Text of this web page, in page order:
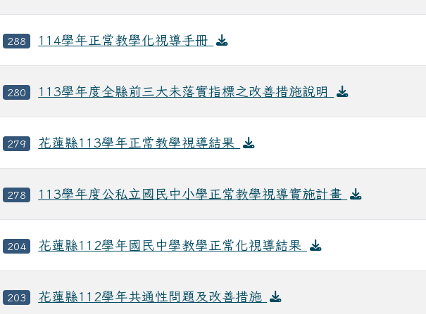
288 114學年正常教學化視導手冊
280 113學年度全縣前三大未落實指標之改善措施說明
279 花蓮縣113學年正常教學視導結果
278 113學年度公私立國民中小學正常教學視導實施計畫
204 花蓮縣112學年國民中學教學正常化視導結果
203 花蓮縣112學年共通性問題及改善措施